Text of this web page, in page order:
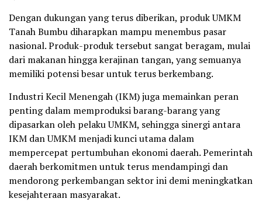
Dengan dukungan yang terus diberikan, produk UMKM
Tanah Bumbu diharapkan mampu menembus pasar
nasional. Produk-produk tersebut sangat beragam, mulai
dari makanan hingga kerajinan tangan, yang semuanya
memiliki potensi besar untuk terus berkembang.
Industri Kecil Menengah (IKM) juga memainkan peran
penting dalam memproduksi barang-barang yang
dipasarkan oleh pelaku UMKM, sehingga sinergi antara
IKM dan UMKM menjadi kunci utama dalam
mempercepat pertumbuhan ekonomi daerah. Pemerintah
daerah berkomitmen untuk terus mendampingi dan
mendorong perkembangan sektor ini demi meningkatkan
kesejahteraan masyarakat.